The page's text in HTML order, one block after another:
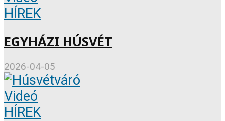
HÍREK
EGYHÁZI HÚSVÉT
2026-04-05
Videó
HÍREK